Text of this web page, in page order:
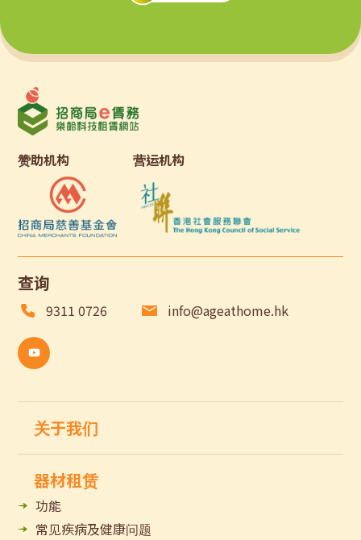
赞助机构 营运机构
查询
9311 0726 info@ageathome.hk
关于我们
器材租赁
功能
常见疾病及健康问题